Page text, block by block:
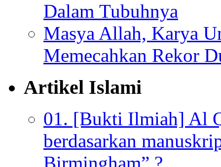
Dalam Tubuhnya
Masya Allah, Karya
Memecahkan Rekor
Artikel Islami
01. [Bukti Ilmiah] Al
berdasarkan